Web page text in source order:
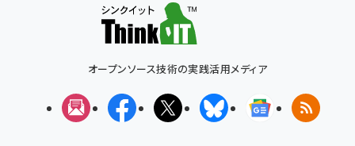
オープンソース技術の実践活用メディア
メルマガFacebookX(エックス)BlueskyGoogleニュ
RSS